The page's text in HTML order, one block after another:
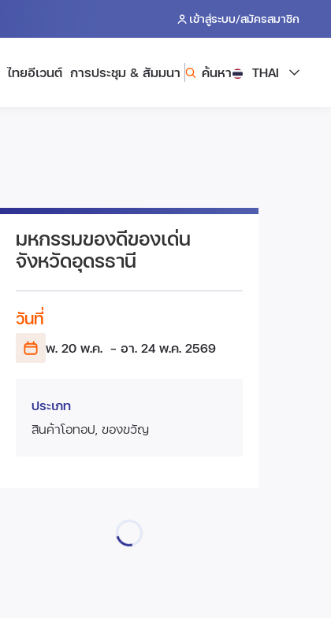
เข้าสู่ระบบ/สมัครสมาชิก
ไทยอีเวนต์ การประชุม & สัมมนา ค้นหา THAI
มหกรรมของดีของเด่น
จังหวัดอุดรธานี
วันที่
พ. 20 พ.ค. - อา. 24 พ.ค. 2569
ประเภท
สินค้าโอทอป, ของขวัญ